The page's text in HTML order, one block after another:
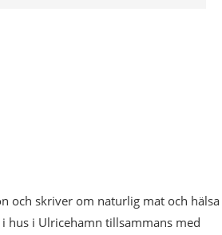
och skriver om naturlig mat och hälsa
hus i Ulricehamn tillsammans med